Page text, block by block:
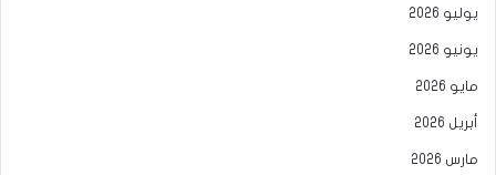
يوليو 2026
يونيو 2026
مايو 2026
أبريل 2026
مارس 2026